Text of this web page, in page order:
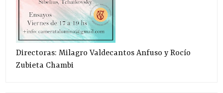
Directoras: Milagro Valdecantos Anfuso y Rocío
Zubieta Chambi